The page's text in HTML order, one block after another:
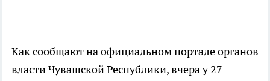
Как сообщают на официальном портале органов
власти Чувашской Республики, вчера у 27